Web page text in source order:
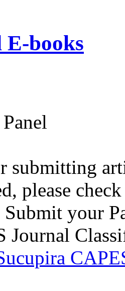
E-books
submitting
please
your
Journal